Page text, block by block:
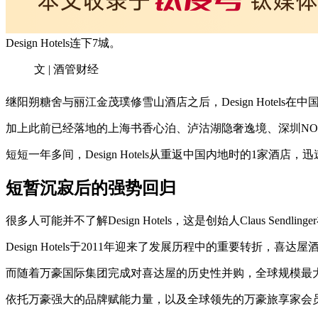
Design Hotels连下7城。
文 | 酒管财经
继阳朔糖舍与丽江金茂璞修雪山酒店之后，Design Hotels在
加上此前已经落地的上海书香心泊、泸沽湖隐奢逸境、深圳
短短一年多间，Design Hotels从重返中国内地时的1家酒店，
短暂沉寂后的强势回归
很多人可能并不了解Design Hotels，这是创始人Claus
Design Hotels于2011年迎来了发展历程中的重要转折，喜达
而随着万豪国际集团完成对喜达屋的历史性并购，全球规模
依托万豪强大的品牌赋能力量，以及全球领先的万豪旅享家